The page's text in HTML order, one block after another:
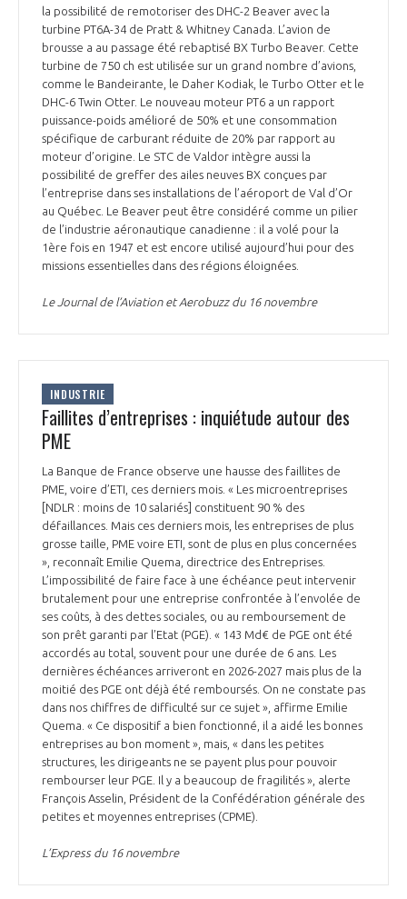
la possibilité de remotoriser des DHC-2 Beaver avec la
turbine PT6A-34 de Pratt & Whitney Canada. L’avion de
brousse a au passage été rebaptisé BX Turbo Beaver. Cette
turbine de 750 ch est utilisée sur un grand nombre d’avions,
comme le Bandeirante, le Daher Kodiak, le Turbo Otter et le
DHC-6 Twin Otter. Le nouveau moteur PT6 a un rapport
puissance-poids amélioré de 50% et une consommation
spécifique de carburant réduite de 20% par rapport au
moteur d’origine. Le STC de Valdor intègre aussi la
possibilité de greffer des ailes neuves BX conçues par
l’entreprise dans ses installations de l’aéroport de Val d’Or
au Québec. Le Beaver peut être considéré comme un pilier
de l’industrie aéronautique canadienne : il a volé pour la
1ère fois en 1947 et est encore utilisé aujourd’hui pour des
missions essentielles dans des régions éloignées.
Le Journal de l’Aviation et Aerobuzz du 16 novembre
INDUSTRIE
Faillites d’entreprises : inquiétude autour des
PME
La Banque de France observe une hausse des faillites de
PME, voire d’ETI, ces derniers mois. « Les microentreprises
[NDLR : moins de 10 salariés] constituent 90 % des
défaillances. Mais ces derniers mois, les entreprises de plus
grosse taille, PME voire ETI, sont de plus en plus concernées
», reconnaît Emilie Quema, directrice des Entreprises.
L’impossibilité de faire face à une échéance peut intervenir
brutalement pour une entreprise confrontée à l’envolée de
ses coûts, à des dettes sociales, ou au remboursement de
son prêt garanti par l’Etat (PGE). « 143 Md€ de PGE ont été
accordés au total, souvent pour une durée de 6 ans. Les
dernières échéances arriveront en 2026-2027 mais plus de la
moitié des PGE ont déjà été remboursés. On ne constate pas
dans nos chiffres de difficulté sur ce sujet », affirme Emilie
Quema. « Ce dispositif a bien fonctionné, il a aidé les bonnes
entreprises au bon moment », mais, « dans les petites
structures, les dirigeants ne se payent plus pour pouvoir
rembourser leur PGE. Il y a beaucoup de fragilités », alerte
François Asselin, Président de la Confédération générale des
petites et moyennes entreprises (CPME).
L’Express du 16 novembre